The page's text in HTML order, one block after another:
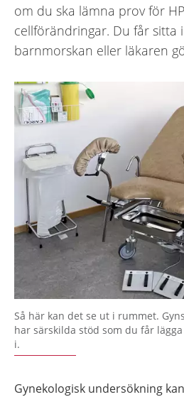
om du ska lämna prov för
cellförändringar. Du får sitta
barnmorskan eller läkaren
Så här kan det se ut i rummet.
har särskilda stöd som du får
i.
Gynekologisk undersökning